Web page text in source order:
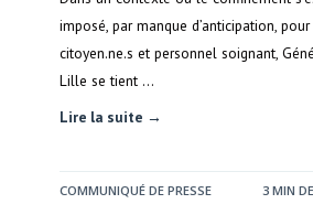
imposé, par manque d’anticipation,
citoyen.ne.s et personnel soignant,
Lille se tient …
Lire la suite →
COMMUNIQUÉ DE PRESSE 3 MIN